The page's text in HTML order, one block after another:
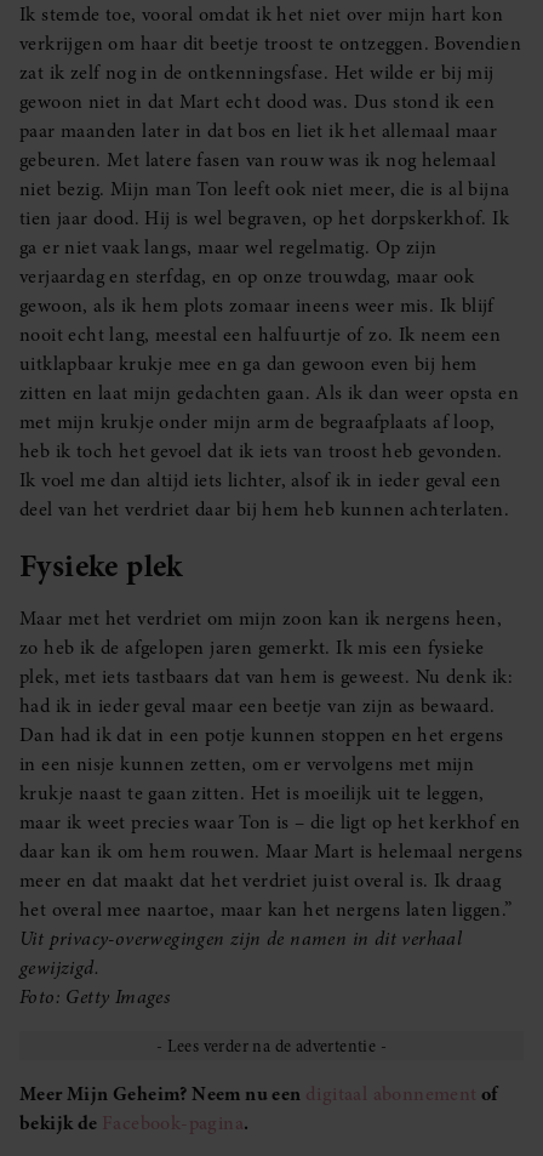
Ik stemde toe, vooral omdat ik het niet over mijn hart kon
verkrijgen om haar dit beetje troost te ontzeggen. Bovendien
zat ik zelf nog in de ontkenningsfase. Het wilde er bij mij
gewoon niet in dat Mart echt dood was. Dus stond ik een
paar maanden later in dat bos en liet ik het allemaal maar
gebeuren. Met latere fasen van rouw was ik nog helemaal
niet bezig. Mijn man Ton leeft ook niet meer, die is al bijna
tien jaar dood. Hij is wel begraven, op het dorpskerkhof. Ik
ga er niet vaak langs, maar wel regelmatig. Op zijn
verjaardag en sterfdag, en op onze trouwdag, maar ook
gewoon, als ik hem plots zomaar ineens weer mis. Ik blijf
nooit echt lang, meestal een halfuurtje of zo. Ik neem een
uitklapbaar krukje mee en ga dan gewoon even bij hem
zitten en laat mijn gedachten gaan. Als ik dan weer opsta en
met mijn krukje onder mijn arm de begraafplaats af loop,
heb ik toch het gevoel dat ik iets van troost heb gevonden.
Ik voel me dan altijd iets lichter, alsof ik in ieder geval een
deel van het verdriet daar bij hem heb kunnen achterlaten.
Fysieke plek
Maar met het verdriet om mijn zoon kan ik nergens heen,
zo heb ik de afgelopen jaren gemerkt. Ik mis een fysieke
plek, met iets tastbaars dat van hem is geweest. Nu denk ik:
had ik in ieder geval maar een beetje van zijn as bewaard.
Dan had ik dat in een potje kunnen stoppen en het ergens
in een nisje kunnen zetten, om er vervolgens met mijn
krukje naast te gaan zitten. Het is moeilijk uit te leggen,
maar ik weet precies waar Ton is – die ligt op het kerkhof en
daar kan ik om hem rouwen. Maar Mart is helemaal nergens
meer en dat maakt dat het verdriet juist overal is. Ik draag
het overal mee naartoe, maar kan het nergens laten liggen.”
Uit privacy-overwegingen zijn de namen in dit verhaal
gewijzigd.
Foto: Getty Images
Meer Mijn Geheim? Neem nu een digitaal abonnement of
bekijk de Facebook-pagina.